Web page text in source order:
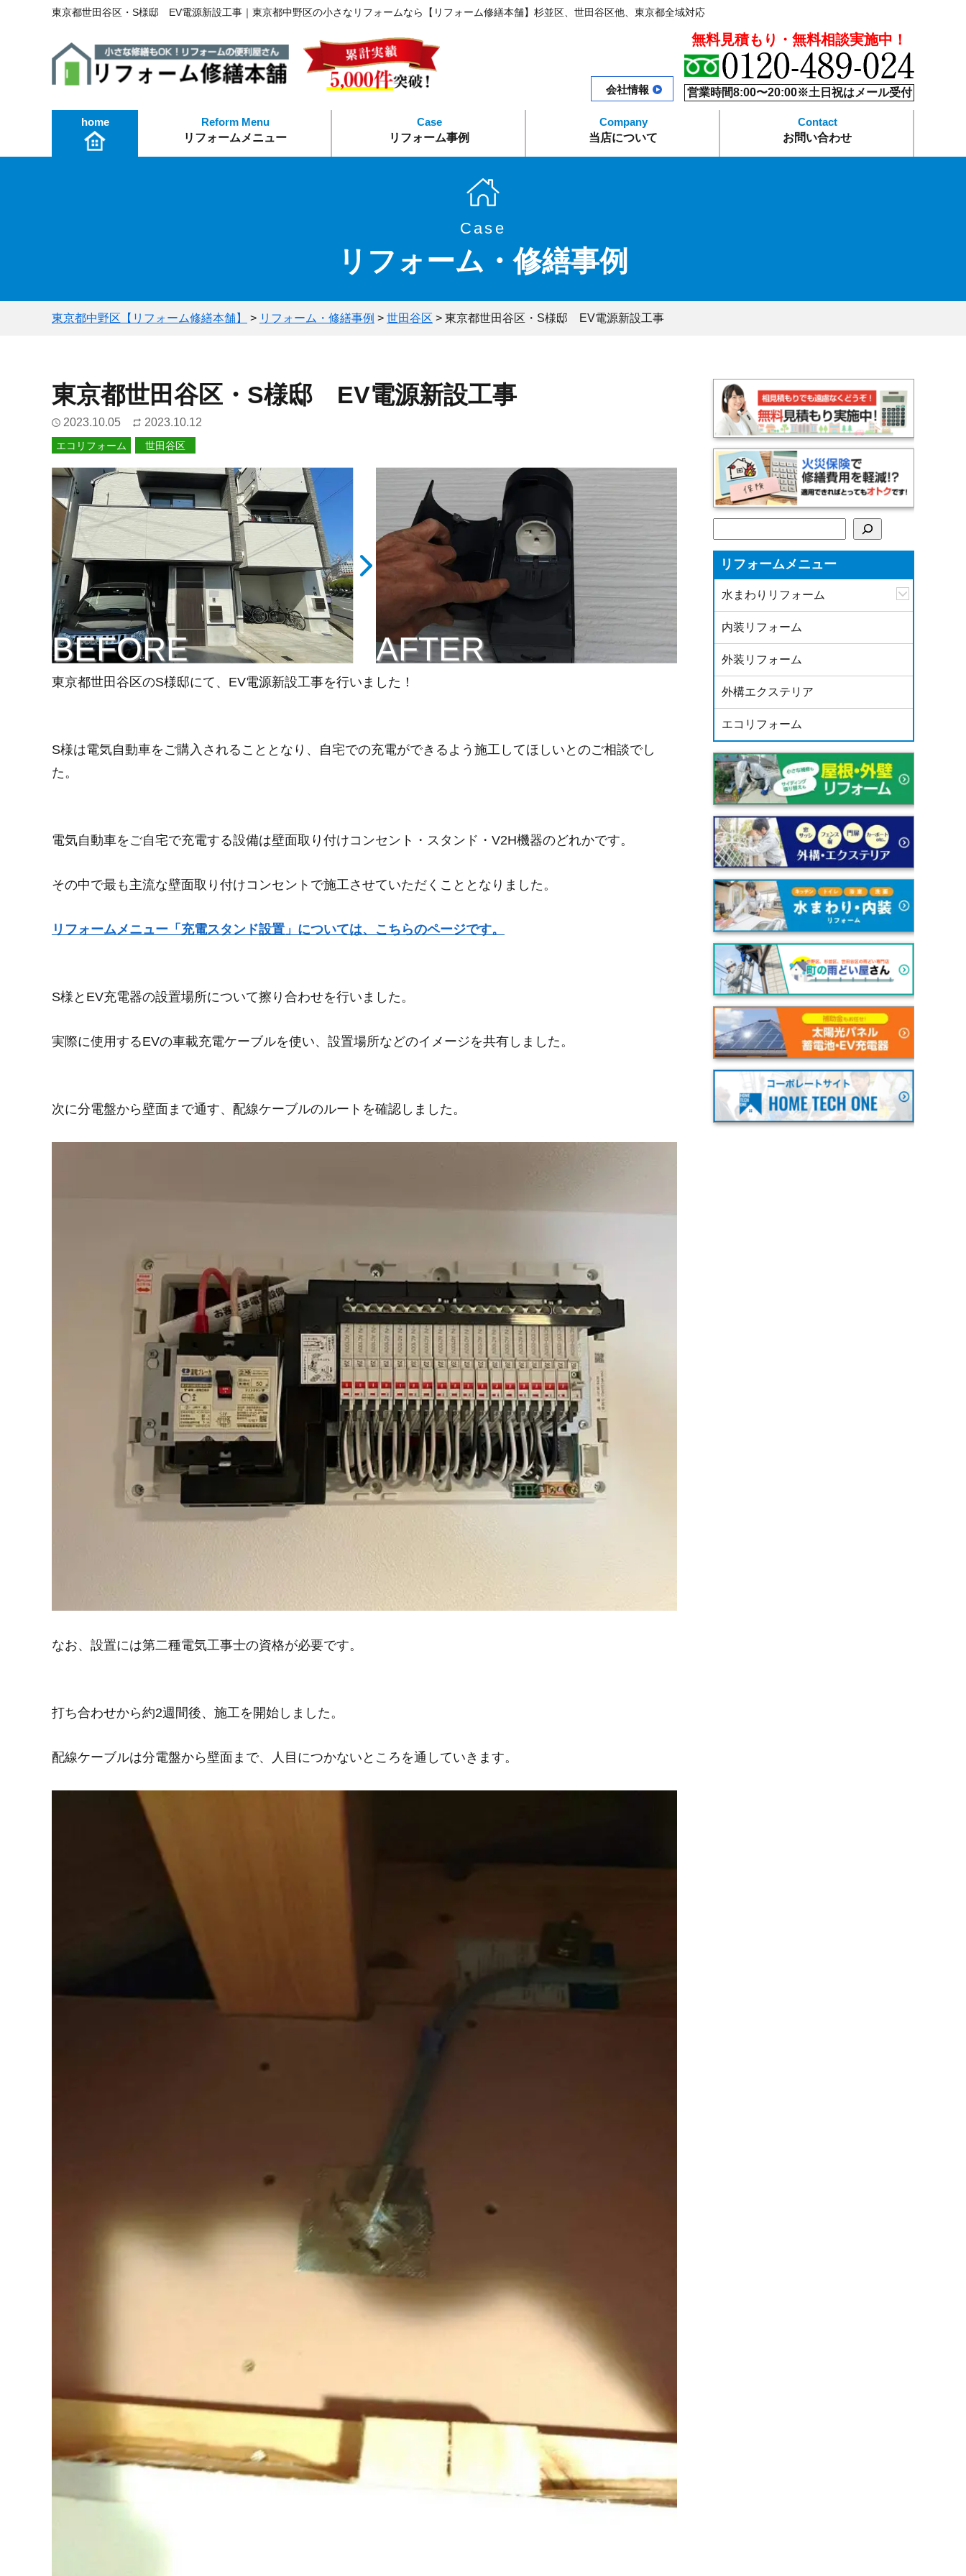
東京都世田谷区・S様邸 EV電源新設工事｜東京都中野区の小さなリフォームなら【リフォーム修繕本舗】杉並区、世田谷区他、東京都全域対応
会社情報
無料見積もり・無料相談実施中！
営業時間8:00〜20:00※土日祝はメール受付
home
リフォームメニュー
水まわりリフォーム
リフォーム事例 当店について お問い合わせ
Case
リフォーム・修繕事例
東京都中野区【リフォーム修繕本舗】 > リフォーム・修繕事例 > 世田谷区 > 東京都世田谷区・S様邸 EV電源新設工事
東京都世田谷区・S様邸 EV電源新設工事
2023.10.05 2023.10.12
エコリフォーム 世田谷区
BEFORE AFTER
東京都世田谷区のS様邸にて、EV電源新設工事を行いました！
S様は電気自動車をご購入されることとなり、自宅での充電ができるよう施工してほしいとのご相談でし
た。
電気自動車をご自宅で充電する設備は壁面取り付けコンセント・スタンド・V2H機器のどれかです。
その中で最も主流な壁面取り付けコンセントで施工させていただくこととなりました。
リフォームメニュー「充電スタンド設置」については、こちらのページです。
S様とEV充電器の設置場所について擦り合わせを行いました。
実際に使用するEVの車載充電ケーブルを使い、設置場所などのイメージを共有しました。
次に分電盤から壁面まで通す、配線ケーブルのルートを確認しました。
なお、設置には第二種電気工事士の資格が必要です。
打ち合わせから約2週間後、施工を開始しました。
配線ケーブルは分電盤から壁面まで、人目につかないところを通していきます。
リフォームメニュー
水まわりリフォーム
内装リフォーム
外装リフォーム
外構エクステリア
エコリフォーム